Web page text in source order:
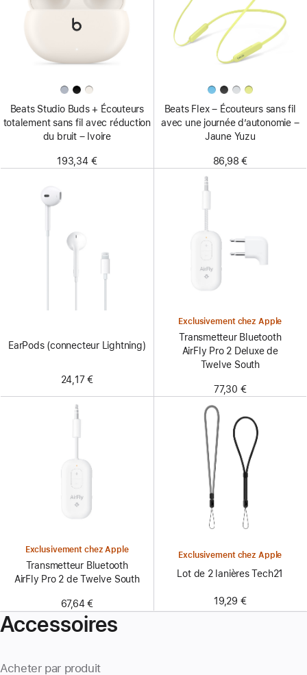
Beats Studio Buds + Écouteurs
totalement sans fil avec réduction
du bruit – Ivoire
193,34 €
Beats Flex – Écouteurs sans fil
avec une journée d’autonomie –
Jaune Yuzu
86,98 €
EarPods (connecteur Lightning)
24,17 €
Exclusivement chez Apple
Transmetteur Bluetooth
AirFly Pro 2 Deluxe de
Twelve South
77,30 €
Exclusivement chez Apple
Transmetteur Bluetooth
AirFly Pro 2 de Twelve South
67,64 €
Exclusivement chez Apple
Lot de 2 lanières Tech21
19,29 €
Accessoires
Acheter par produit